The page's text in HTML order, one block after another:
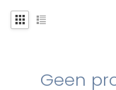
Geen